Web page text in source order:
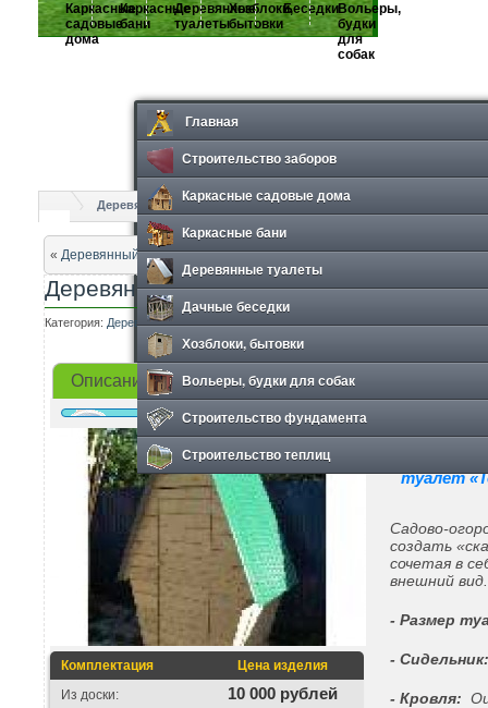
Каркасные
садовые
дома
Каркасные
бани
Деревянные
туалеты
Хозблоки,
бытовки
БеседкиВольеры,
будки
для
собак
Главная
Строительство заборов
Каркасные садовые дома
Каркасные бани
Деревянные туалеты
Дачные беседки
Хозблоки, бытовки
Вольеры, будки для собак
Строительство фундамента
Строительство теплиц
Деревянные туалеты Деревянный туалет «Терем»
« Деревянный туалет «прямоугольный»
Деревянный туалет «Терем»
Категория: Деревянные туалеты Просмотров: 1160
Описание
Комплектация
Цена изделия
Из доски:
10 000 рублей
туалет
Садово-
создать
сочетая в
внешний вид.
- Размер
-
- Кровля:
Фотографии